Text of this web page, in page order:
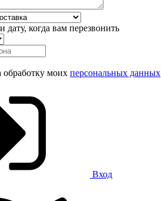
дату, когда вам перезвонить
обработку моих персональных данных
Вход